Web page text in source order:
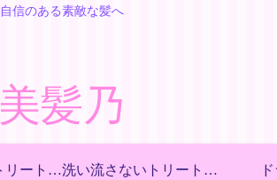
自信のある素敵な髪へ
美髪乃
シャンプー＆トリートメント 洗い流さないトリートメント